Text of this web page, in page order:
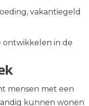
vakantiegeld
ontwikkelen in de
mensen met een
kunnen wonen